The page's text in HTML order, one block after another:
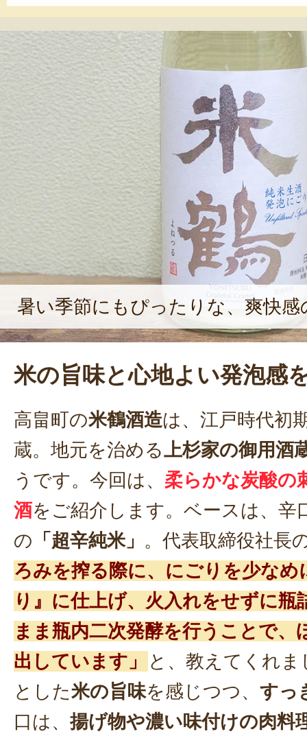
う。「酒造りは多くの人と関わりま
わるだけでも伝わりませんし、言葉
となりも見られています。だから、
らえる言葉を使うか、それを伝える
いう人間である必要があるのか、と
していますね」と、梅津さん。また
のは笑顔だ。「座右の銘は『笑う門
時にも笑顔を忘れないようにしてい
も、笑顔なら悪い気はしないですよ
暑い季節にもぴったりな、爽快
米の旨味と心地よい発泡感
高畠町の米鶴酒造は、江戸時代初
蔵。地元を治める上杉家の御用酒
うです。今回は、 柔らかな炭酸の
酒をご紹介します。ベースは、辛
の 「超辛純米」 。代表取締役社長
ろみを搾る際に、にごりを少なめ
り』に仕上げ、火入れをせずに瓶
まま瓶内二次発酵を行うことで、
出しています」
と、教えてくれ
とした米の旨味を感じつつ、 すっ
口は、揚げ物や濃い味付けの肉料